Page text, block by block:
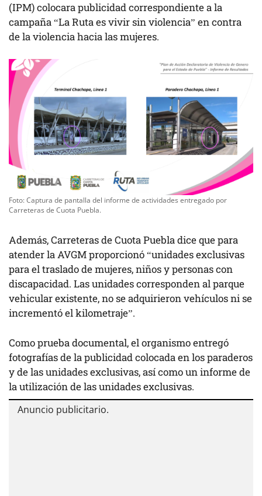
(IPM) colocara publicidad correspondiente a la
campaña “La Ruta es vivir sin violencia” en contra
de la violencia hacia las mujeres.
Foto: Captura de pantalla del informe de actividades entregado por
Carreteras de Cuota Puebla.
Además, Carreteras de Cuota Puebla dice que para
atender la AVGM proporcionó “unidades exclusivas
para el traslado de mujeres, niños y personas con
discapacidad. Las unidades corresponden al parque
vehicular existente, no se adquirieron vehículos ni se
incrementó el kilometraje”.
Como prueba documental, el organismo entregó
fotografías de la publicidad colocada en los paraderos
y de las unidades exclusivas, así como un informe de
la utilización de las unidades exclusivas.